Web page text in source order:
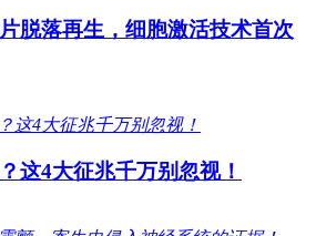
脱落再生，细胞激活技术首次
这4大征兆千万别忽视！